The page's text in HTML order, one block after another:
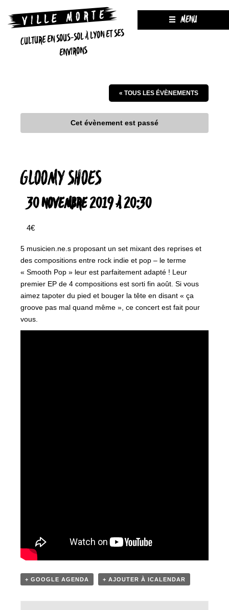
CULTURE EN SOUS-SOL À LYON ET SES
ENVIRONS
MENU
« TOUS LES ÉVÈNEMENTS
Cet évènement est passé
GLOOMY SHOES
30 NOVEMBRE 2019 À 20:30
4€
5 musicien.ne.s proposant un set mixant des reprises et
des compositions entre rock indie et pop – le terme
« Smooth Pop » leur est parfaitement adapté ! Leur
premier EP de 4 compositions est sorti fin août. Si vous
aimez tapoter du pied et bouger la tête en disant « ça
groove pas mal quand même », ce concert est fait pour
vous.
+ GOOGLE AGENDA + AJOUTER À ICALENDAR